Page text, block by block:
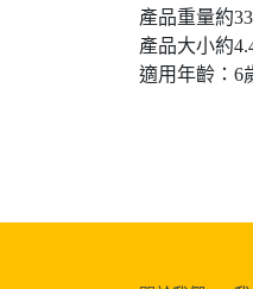
產品重量約
產品大小約
適用年齡：6